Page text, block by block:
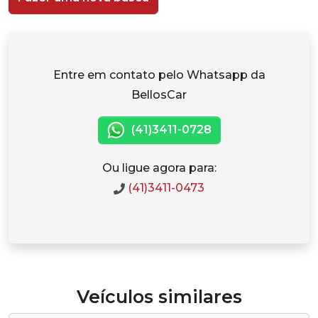
Entre em contato pelo Whatsapp da
BellosCar
(41)3411-0728
Ou ligue agora para:
(41)3411-0473
Veículos similares